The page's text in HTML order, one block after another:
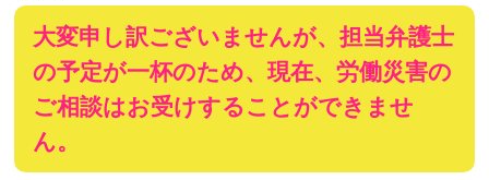
大変申し訳ございませんが、担当弁護士
の予定が一杯のため、現在、労働災害の
ご相談はお受けすることができませ
ん。